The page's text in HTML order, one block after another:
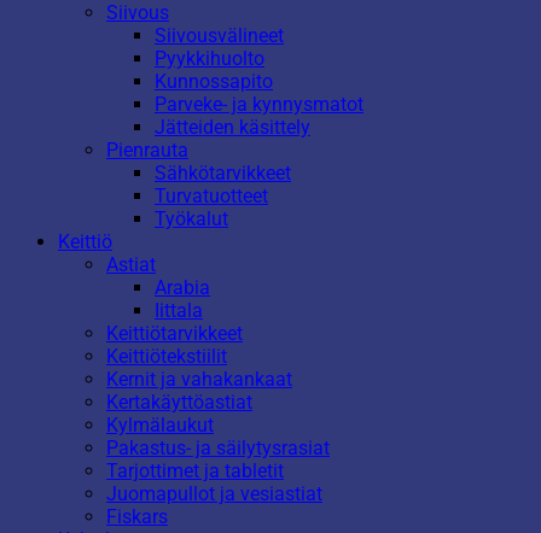
Siivous
Siivousvälineet
Pyykkihuolto
Kunnossapito
Parveke- ja kynnysmatot
Jätteiden käsittely
Pienrauta
Sähkötarvikkeet
Turvatuotteet
Työkalut
Keittiö
Astiat
Arabia
Iittala
Keittiötarvikkeet
Keittiötekstiilit
Kernit ja vahakankaat
Kertakäyttöastiat
Kylmälaukut
Pakastus- ja säilytysrasiat
Tarjottimet ja tabletit
Juomapullot ja vesiastiat
Fiskars